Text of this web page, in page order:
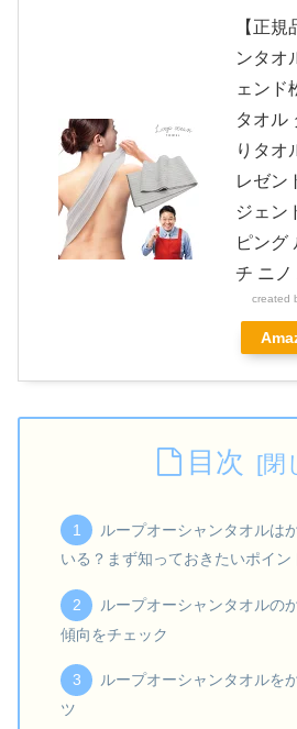
【正
ンタオ
ェンド
タオル
りタオ
レゼン
ジェン
ピング
チ ニノ
created
目次
ループオーシャンタオルは
いる？まず知っておきたいポイン
ループオーシャンタオルの
傾向をチェック
ループオーシャンタオルを
ツ